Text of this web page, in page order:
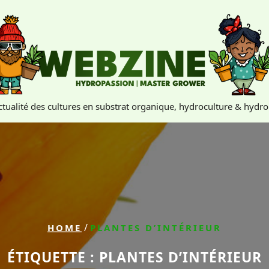
des cultures en substrat organique, hydroculture &
HOME / PLANTES D’INTÉRIEUR
ÉTIQUETTE : PLANTES D’INTÉRIEUR